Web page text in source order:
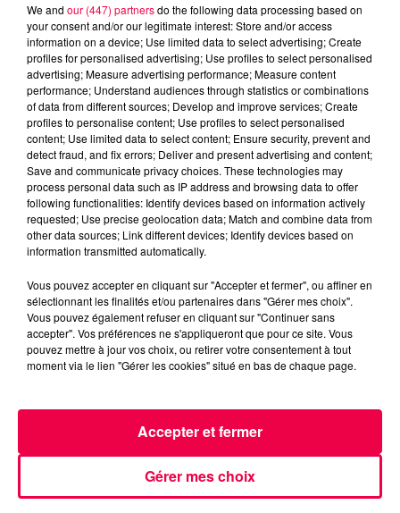
podcasts/2023/06/Pierre-CASTOR-30.06-–-
ACCUEIL INFOS
EMISSIONS
AGENDA
JEUX
PODCASTS
We and our (447) partnersdo the following data processing based on
your consent and/or our legitimate interest: Store and/or access
information on a device; Use limited data to select advertising; Create
profiles for personalised advertising; Use profiles to select personalised
advertising; Measure advertising performance; Measure content
performance; Understand audiences through statistics or combinations
of data from different sources; Develop and improve services; Create
profiles to personalise content; Use profiles to select personalised
content; Use limited data to select content; Ensure security, prevent and
detect fraud, and fix errors; Deliver and present advertising and content;
Save and communicate privacy choices. These technologies may
process personal data such as IP address and browsing data to offer
following functionalities: Identify devices based on information actively
requested; Use precise geolocation data; Match and combine data from
other data sources; Link different devices; Identify devices based on
information transmitted automatically.
Vous pouvez accepter en cliquant sur "Accepter et fermer", ou affiner en
sélectionnant les finalités et/ou partenaires dans "Gérer mes choix".
Vous pouvez également refuser en cliquant sur "Continuer sans
accepter". Vos préférences ne s'appliqueront que pour ce site. Vous
pouvez mettre à jour vos choix, ou retirer votre consentement à tout
moment via le lien "Gérer les cookies" situé en bas de chaque page.
Gérer mes choix
Accepter et fermer